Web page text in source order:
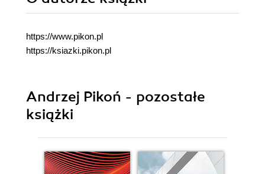
https://www.pikon.pl
https://ksiazki.pikon.pl
Andrzej Pikoń - pozostałe
książki